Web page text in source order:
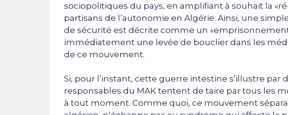
sociopolitiques du pays, en amplifiant à souhait la
partisans de l’autonomie en Algérie. Ainsi, une
de sécurité est décrite comme un
immédiatement une levée de bouclier dans les
de ce mouvement.
Si, pour l’instant, cette guerre intestine s’illustre par
responsables du MAK tentent de taire par tous les
à tout moment. Comme quoi, ce mouvement